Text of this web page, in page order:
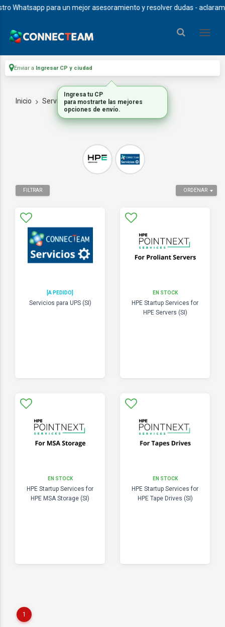
Whatsapp para un mejor asesoramiento y resolver dudas -
Enviar a Ingresar CP y ciudad
Inicio Servicios INSTALACIONES
ORDENAR
FILTRAR
[A PEDIDO]
Servicios para UPS (SI)
EN STOCK
HPE Startup Services for
HPE Servers (SI)
EN STOCK
HPE Startup Services for
HPE MSA Storage (SI)
EN STOCK
HPE Startup Services for
HPE Tape Drives (SI)
1
Ingresa tu CP
para mostrarte las mejores
opciones de envío.